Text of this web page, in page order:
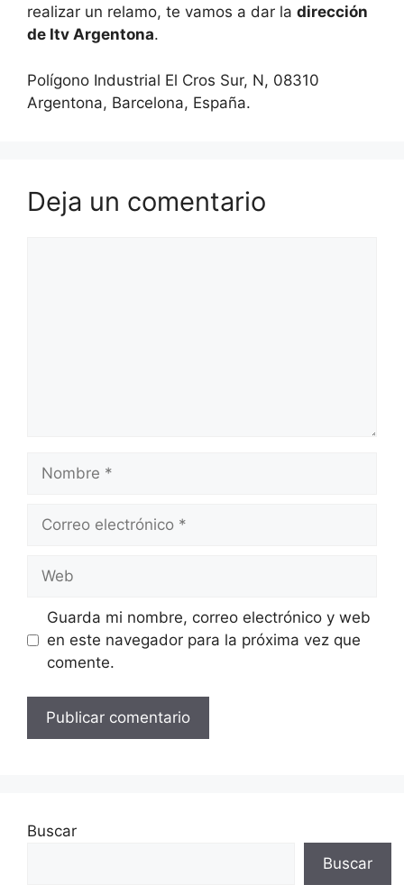
realizar un relamo, te vamos a dar la dirección
de Itv Argentona.
Polígono Industrial El Cros Sur, N, 08310
Argentona, Barcelona, España.
Deja un comentario
electrónico
Guarda mi nombre, correo electrónico y web
en este navegador para la próxima vez que
comente.
Buscar
Buscar